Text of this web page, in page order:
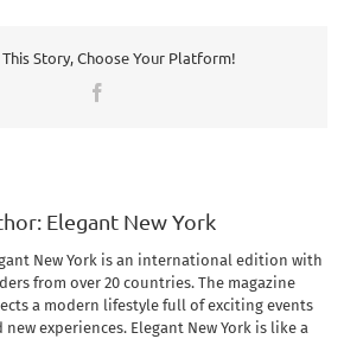
This Story, Choose Your Platform!
Elegant New York
New York is an international edition with
from over 20 countries. The magazine
a modern lifestyle full of exciting events
new experiences. Elegant New York is like a